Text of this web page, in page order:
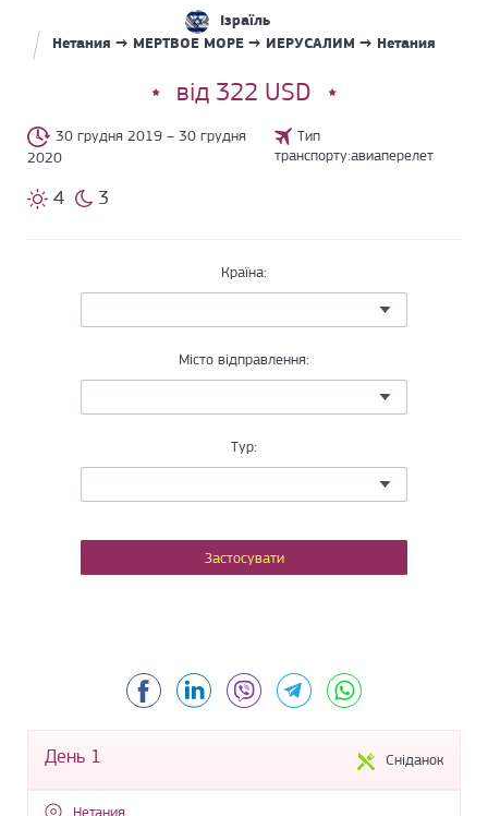
Ізраїль
Нетания → МЕРТВОЕ МОРЕ → ИЕРУСАЛИМ → Нетания
від 322 USD
30 грудня 2019 – 30 грудня
2020
4 3
Тип
транспорту:авиаперелет
Країна:
Місто відправлення:
Тур:
Facebook LinkedIn Viber Telegram
День 1 Сніданок
Нетания